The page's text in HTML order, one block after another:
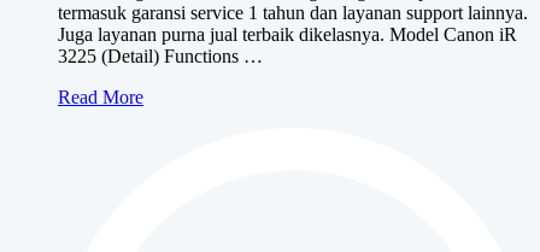
termasuk garansi service 1 tahun dan layanan support lainnya.
Juga layanan purna jual terbaik dikelasnya. Model Canon iR
3225 (Detail) Functions …
Canon
Read More